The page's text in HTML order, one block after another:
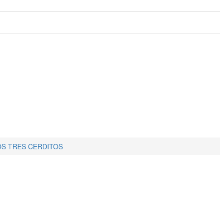
TRES CERDITOS